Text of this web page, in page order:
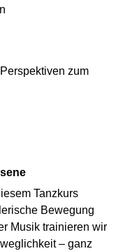
zum
Tanzkurs
Bewegung
Musik trainieren wir
– ganz